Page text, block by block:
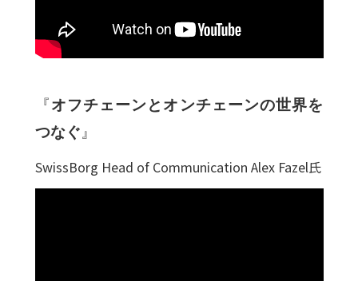
『オフチェーンとオンチェーンの世界を
つなぐ』
SwissBorg Head of Communication Alex Fazel氏